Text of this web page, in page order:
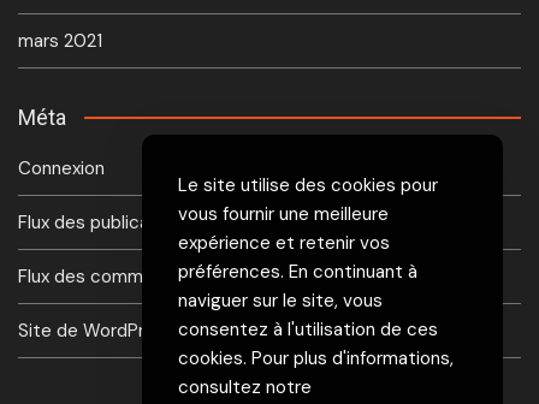
mars 2021
Méta
Connexion
Flux des publications
Flux des commentaires
Site de WordPress-FR
Le site utilise des cookies pour
vous fournir une meilleure
expérience et retenir vos
préférences. En continuant à
naviguer sur le site, vous
consentez à l'utilisation de ces
cookies. Pour plus d'informations,
consultez notre